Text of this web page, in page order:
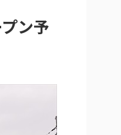
ン予